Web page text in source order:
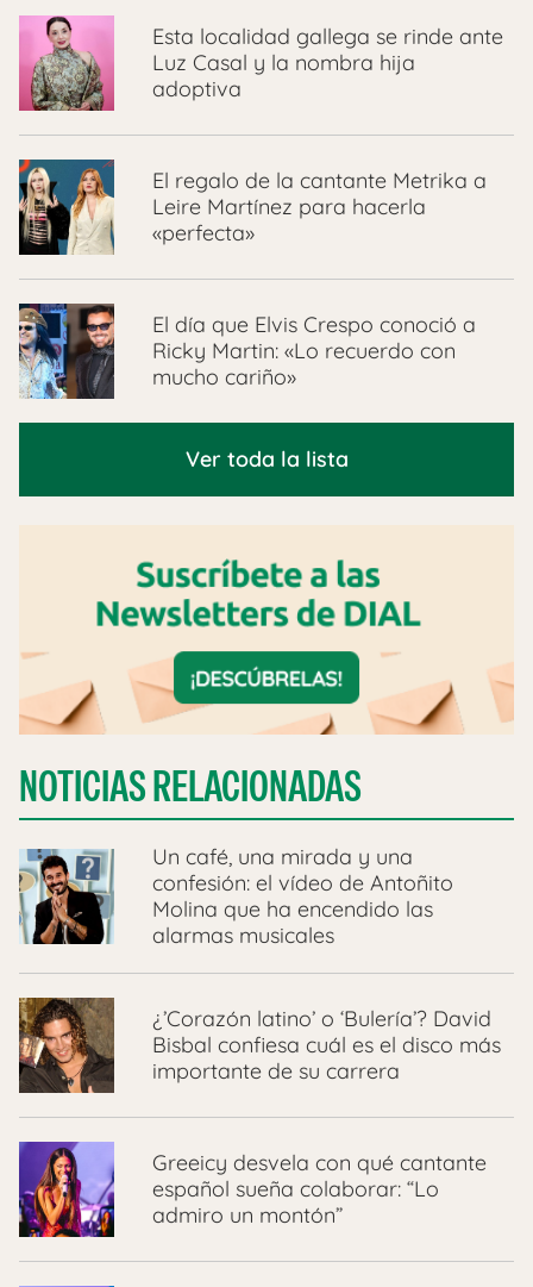
Esta localidad gallega se rinde ante
Luz Casal y la nombra hija
adoptiva
El regalo de la cantante Metrika a
Leire Martínez para hacerla
«perfecta»
El día que Elvis Crespo conoció a
Ricky Martin: «Lo recuerdo con
mucho cariño»
Ver toda la lista
NOTICIAS RELACIONADAS
Un café, una mirada y una
confesión: el vídeo de Antoñito
Molina que ha encendido las
alarmas musicales
¿’Corazón latino’ o ‘Bulería’? David
Bisbal confiesa cuál es el disco más
importante de su carrera
Greeicy desvela con qué cantante
español sueña colaborar: “Lo
admiro un montón”